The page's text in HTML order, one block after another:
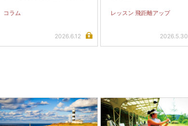
コラム
2026.6.12
レッスン 飛距離アップ
2026.5.30